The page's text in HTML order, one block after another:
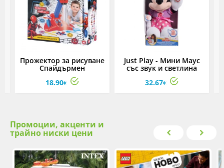
Прожектор за рисуване
Спайдърмен
18.90€
Just Play - Мини Маус
със звук и светлина
32.67€
Промоции, акценти и
трайно ниски цени